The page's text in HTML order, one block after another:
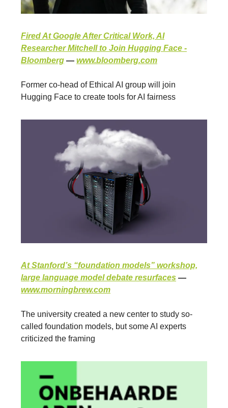
Fired At Google After Critical Work, AI
Researcher Mitchell to Join Hugging Face -
Bloomberg — www.bloomberg.com
Former co-head of Ethical AI group will join
Hugging Face to create tools for AI fairness
At Stanford’s “foundation models” workshop,
large language model debate resurfaces —
www.morningbrew.com
The university created a new center to study so-
called foundation models, but some AI experts
criticized the framing